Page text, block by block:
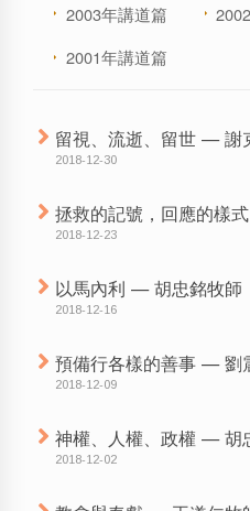
2003年講道篇
2001年講道篇
留視、流逝、留世 — 謝
2018-12-30
拯救的記號，回應的樣
2018-12-23
以馬內利 — 胡忠銘牧師
2018-12-16
預備行各樣的善事 — 劉
2018-12-09
神權、人權、政權 — 胡
2018-12-02